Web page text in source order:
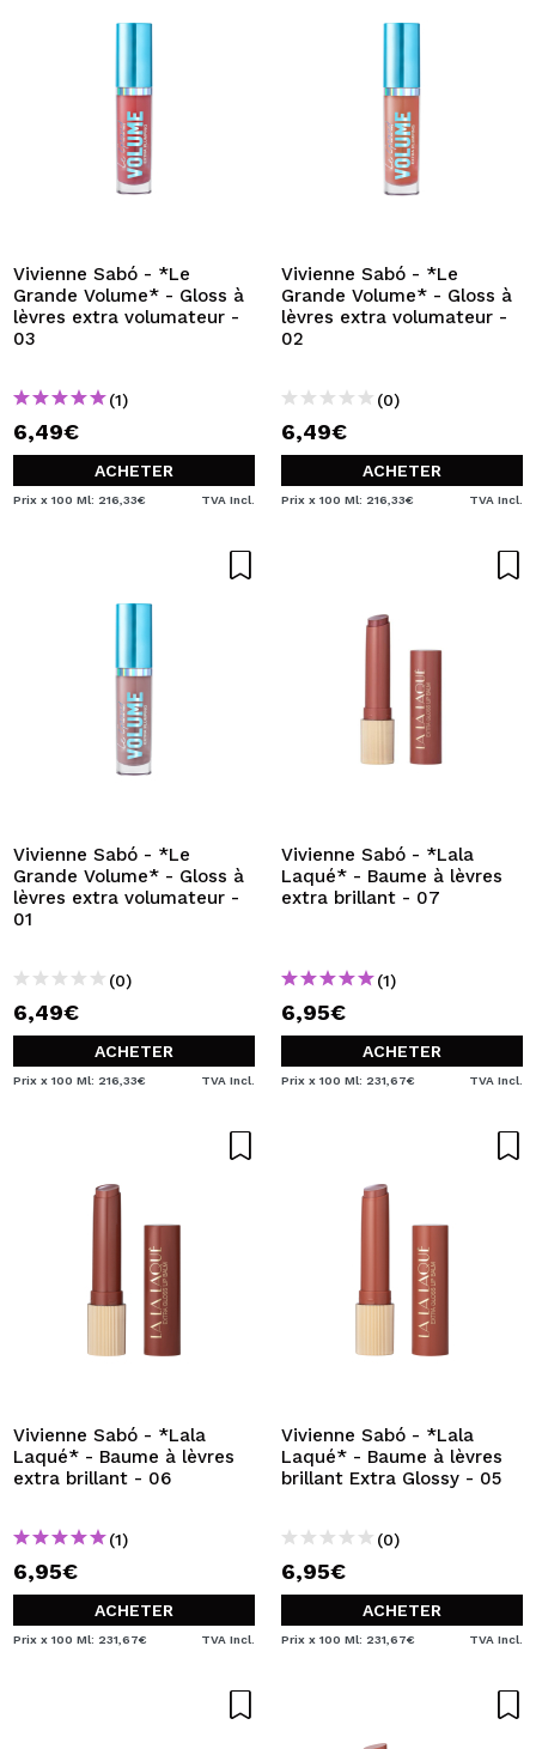
Vivienne Sabó - *Le
Grande Volume* - Gloss à
lèvres extra volumateur -
03
(1)
6,49€
ACHETER
Prix x 100 Ml: 216,33€ TVA Incl.
Vivienne Sabó - *Le
Grande Volume* - Gloss à
lèvres extra volumateur -
02
(0)
6,49€
ACHETER
Prix x 100 Ml: 216,33€ TVA Incl.
Vivienne Sabó - *Le
Grande Volume* - Gloss à
lèvres extra volumateur -
01
(0)
6,49€
ACHETER
Prix x 100 Ml: 216,33€ TVA Incl.
Vivienne Sabó - *Lala
Laqué* - Baume à lèvres
extra brillant - 07
(1)
6,95€
ACHETER
Prix x 100 Ml: 231,67€ TVA Incl.
Vivienne Sabó - *Lala
Laqué* - Baume à lèvres
extra brillant - 06
(1)
6,95€
ACHETER
Prix x 100 Ml: 231,67€ TVA Incl.
Vivienne Sabó - *Lala
Laqué* - Baume à lèvres
brillant Extra Glossy - 05
(0)
6,95€
ACHETER
Prix x 100 Ml: 231,67€ TVA Incl.